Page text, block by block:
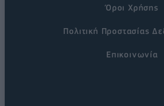
Όροι Χρήσης
Πολιτική Προστασίας
Επικοινωνία